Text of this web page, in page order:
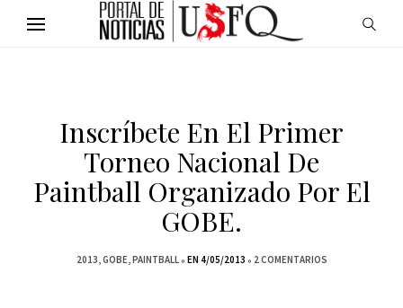
Inscríbete En El Primer
Torneo Nacional De
Paintball Organizado Por El
GOBE.
2013 GOBE PAINTBALL EN 4/05/2013 2 COMENTARIOS